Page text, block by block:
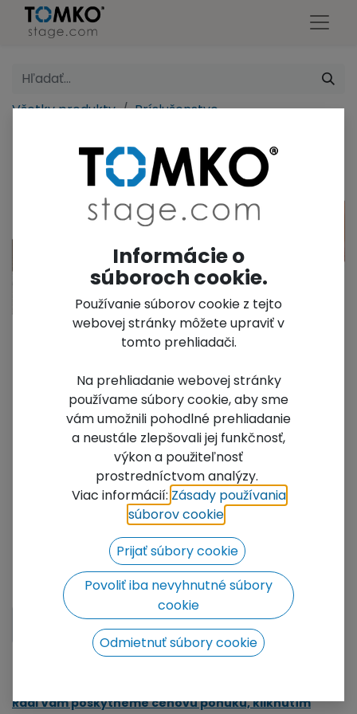
Všetky produkty
Príslušenstvo
TS3 Lišta pódia - 1m
Hliníková lišta na prichytenie pódiovej plachty.
€ s DPH
KÚPIŤ
Radi Vám poskytneme cenovú ponuku, kliknutím
Informácie o
súboroch cookie.
Používanie súborov cookie z tejto
webovej stránky môžete upraviť v
tomto prehliadači.
Na prehliadanie webovej stránky
používame súbory cookie, aby sme
vám umožnili pohodlné prehliadanie
a neustále zlepšovali jej funkčnosť,
výkon a použiteľnosť
prostredníctvom analýzy.
Viac informácií: Zásady používania
súborov cookie​.
Prijať súbory cookie
Povoliť iba nevyhnutné súbory
cookie
Odmietnuť súbory cookie